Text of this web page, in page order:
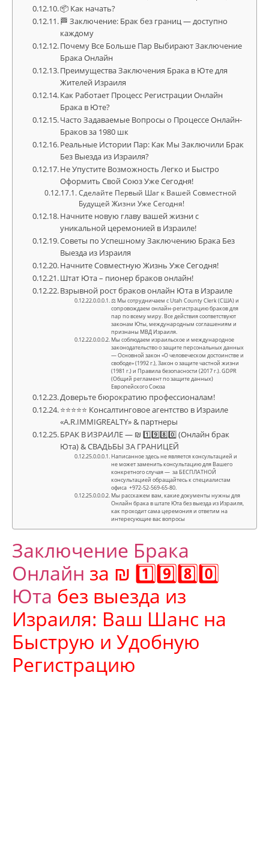
📦 Как начать?
🏁 Заключение: Брак без границ — доступно
каждому
Почему Все Больше Пар Выбирают Заключение
Брака Онлайн
Преимущества Заключения Брака в Юте для
Жителей Израиля
Как Работает Процесс Регистрации Онлайн
Брака в Юте?
Часто Задаваемые Вопросы о Процессе Онлайн-
Браков за 1980 шк
Реальные Истории Пар: Как Мы Заключили Брак
Без Выезда из Израиля?
Не Упустите Возможность Легко и Быстро
Оформить Свой Союз Уже Сегодня!
Сделайте Первый Шаг к Вашей Совместной
Будущей Жизни Уже Сегодня!
Начните новую главу вашей жизни с
уникальной церемонией в Израиле!
Советы по Успешному Заключению Брака Без
Выезда из Израиля
Начните Совместную Жизнь Уже Сегодня!
Штат Юта – пионер браков онлайн!
Взрывной рост браков онлайн Юта в Израиле
⚖ Мы сотрудничаем с Utah County Clerk (США) и
сопровождаем онлайн-регистрацию браков для
пар по всему миру. Все действия соответствуют
законам Юты, международным соглашениям и
признаны МВД Израиля.
Мы соблюдаем израильское и международное
законодательство о защите персональных данных
— Основной закон «О человеческом достоинстве и
свободе» (1992 г.), Закон о защите частной жизни
(1981 г.) и Правила безопасности (2017 г.). GDPR
(Общий регламент по защите данных)
Европейского Союза
Доверьте бюрократию профессионалам!
⭐⭐⭐⭐⭐ Консалтинговое агентство в Израиле
«A.R.IMMIGREALTY» & партнеры
БРАК В ИЗРАИЛЕ — ₪ 1️⃣9️⃣8️⃣0️⃣ (Онлайн брак
Юта) & СВАДЬБЫ ЗА ГРАНИЦЕЙ
Написанное здесь не является консультацией и
не может заменить консультацию для Вашего
конкретного случая — за БЕСПЛАТНОЙ
консультацией обращайтесь к специалистам
офиса +972-52-569-65-80.
Мы расскажем вам, какие документы нужны для
Онлайн брака в штате Юта без выезда из Израиля,
как проходит сама церемония и ответим на
интересующие вас вопросы
Заключение Брака
Онлайн за ₪ 1️⃣9️⃣8️⃣0️⃣
Юта без выезда из
Израиля: Ваш Шанс на
Быструю и Удобную
Регистрацию